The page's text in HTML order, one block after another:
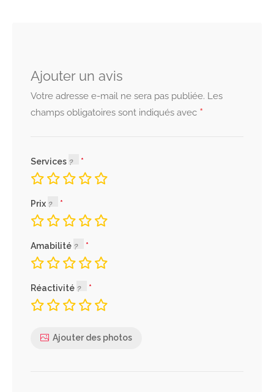
Ajouter un avis
Votre adresse e-mail ne sera pas publiée. Les
champs obligatoires sont indiqués avec *
Services
Prix
Amabilité
Réactivité
Ajouter des photos